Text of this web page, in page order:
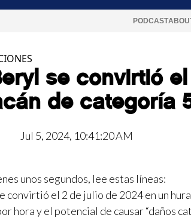
PODCAST
se convirtió
de categoría
Jul 5, 2024, 10:41:20 AM
unos segundos, lee estas líneas:
convirtió el 2 de julio de 2024 en un
hora y el potencial de causar “daños